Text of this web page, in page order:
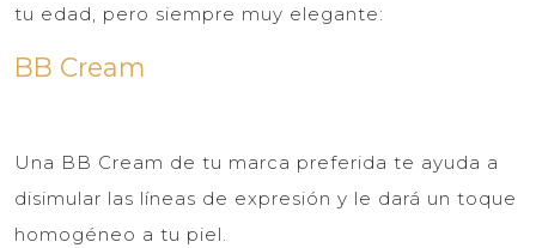
tu edad, pero siempre muy elegante:
BB Cream
Una BB Cream de tu marca preferida te ayuda a
disimular las líneas de expresión y le dará un toque
homogéneo a tu piel.